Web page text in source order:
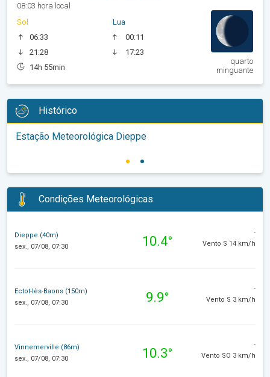
08:03 hora local
Sol
06:33
21:28
14h 55min
Lua
00:11
17:23
quarto
minguante
Histórico
Estação Meteorológica Dieppe
Condições Meteorológicas
Dieppe (40m)
sex., 07/08, 07:30
10.4°
-
Vento S 14 km/h
Ectot-lès-Baons (150m)
sex., 07/08, 07:30
9.9°
-
Vento S 3 km/h
Vinnemerville (86m)
sex., 07/08, 07:30
10.3°
-
Vento SO 3 km/h